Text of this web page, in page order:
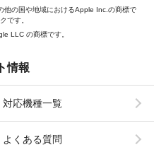
の国や地域におけるApple Inc.の商標で
です。
LLC の商標です。
情報
対応機種一覧
よくある質問